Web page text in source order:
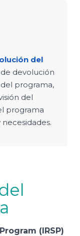
del
devolución
programa,
del
programa
(IRSP)